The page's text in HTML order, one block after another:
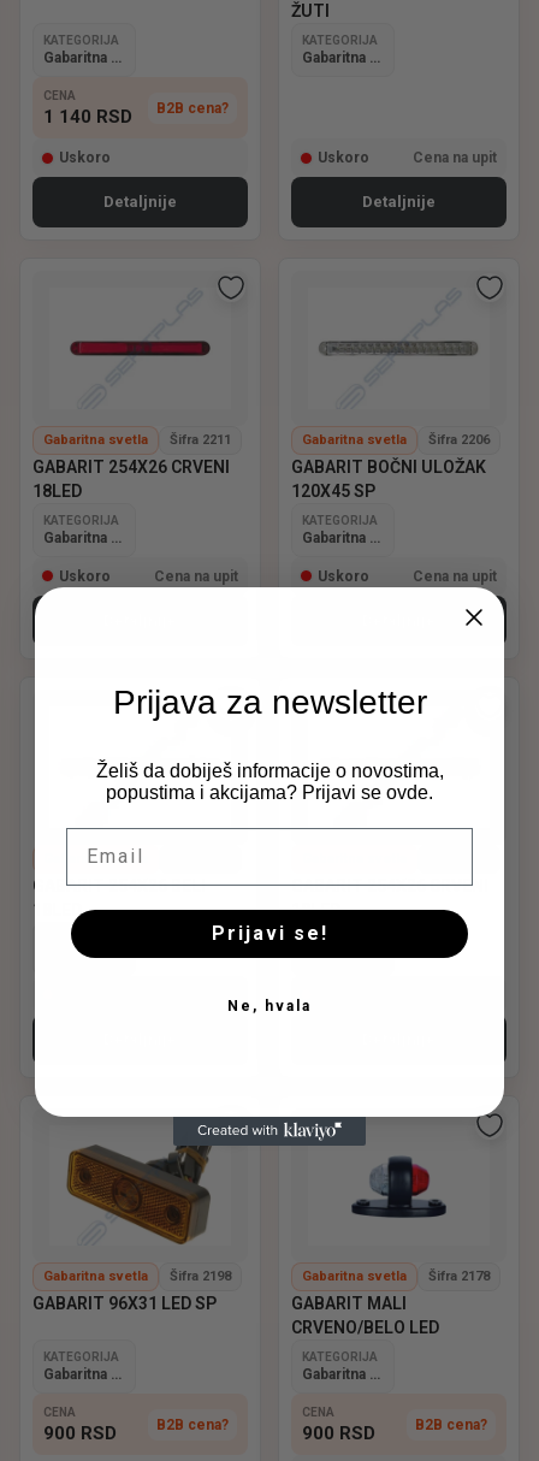
KATEGORIJA
Gabaritna svetla
CENA
1 140 RSD B2B cena?
Uskoro
Detaljnije
ŽUTI
KATEGORIJA
Gabaritna svetla
Uskoro Cena na upit
Detaljnije
Gabaritna svetla Šifra 2211
GABARIT 254X26 CRVENI
18LED
KATEGORIJA
Gabaritna svetla
Uskoro Cena na upit
Gabaritna svetla Šifra 2206
GABARIT BOČNI ULOŽAK
120X45 SP
KATEGORIJA
Gabaritna svetla
Uskoro Cena na upit
Gabaritna svetla
GABARIT 254X26 BELI
18LED
KATEGORIJA
Gabaritna svetla
GABARIT 254X26 CRVENI
18LED
KATEGORIJA
Gabaritna svetla
Gabaritna svetla Šifra 2198
GABARIT 96X31 LED SP
KATEGORIJA
Gabaritna svetla
CENA
900 RSD B2B cena?
Gabaritna svetla Šifra 2178
GABARIT MALI
CRVENO/BELO LED
KATEGORIJA
Gabaritna svetla
CENA
900 RSD B2B cena?
Prijava za newsletter
Želiš da dobiješ informacije o novostima,
popustima i akcijama? Prijavi se ovde.
Prijavi se!
Ne, hvala